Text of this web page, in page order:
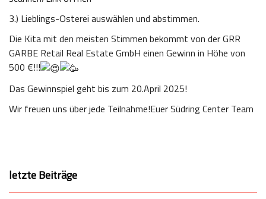
3.) Lieblings-Osterei auswählen und abstimmen.
Die Kita mit den meisten Stimmen bekommt von der GRR
GARBE Retail Real Estate GmbH einen Gewinn in Höhe von
500 €!!!
Das Gewinnspiel geht bis zum 20.April 2025!
Wir freuen uns über jede Teilnahme!Euer Südring Center Team
letzte Beiträge